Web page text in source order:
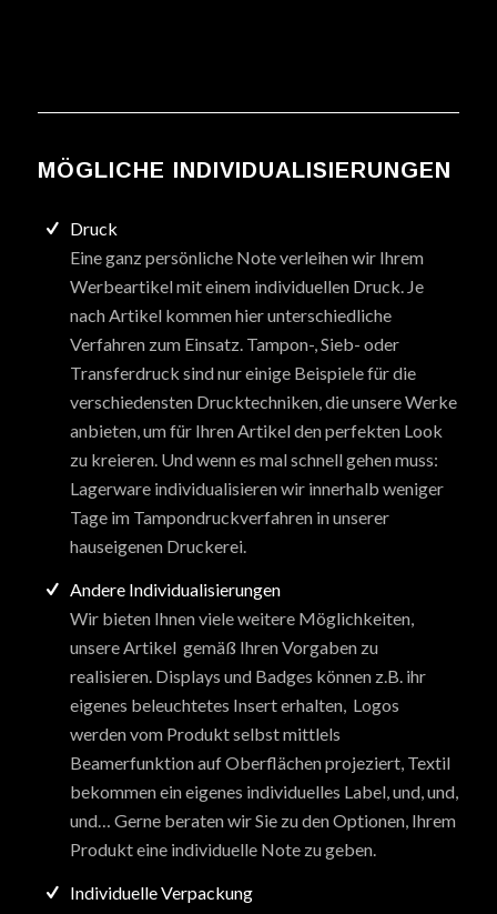
MÖGLICHE INDIVIDUALISIERUNGEN
Druck
Eine ganz persönliche Note verleihen wir Ihrem
Werbeartikel mit einem individuellen Druck. Je
nach Artikel kommen hier unterschiedliche
Verfahren zum Einsatz. Tampon-, Sieb- oder
Transferdruck sind nur einige Beispiele für die
verschiedensten Drucktechniken, die unsere Werke
anbieten, um für Ihren Artikel den perfekten Look
zu kreieren. Und wenn es mal schnell gehen muss:
Lagerware individualisieren wir innerhalb weniger
Tage im Tampondruckverfahren in unserer
hauseigenen Druckerei.
Andere Individualisierungen
Wir bieten Ihnen viele weitere Möglichkeiten,
unsere Artikel gemäß Ihren Vorgaben zu
realisieren. Displays und Badges können z.B. ihr
eigenes beleuchtetes Insert erhalten, Logos
werden vom Produkt selbst mittlels
Beamerfunktion auf Oberflächen projeziert, Textil
bekommen ein eigenes individuelles Label, und, und,
und… Gerne beraten wir Sie zu den Optionen, Ihrem
Produkt eine individuelle Note zu geben.
Individuelle Verpackung